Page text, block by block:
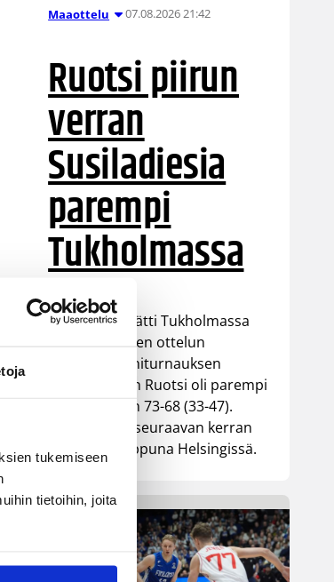
tukemiseen
tietoihin, joita
Maaottelu 07.08.2026 21:42
Ruotsi piirun
verran
Susiladiesia
parempi
Tukholmassa
Susiladies päätti Tukholmassa
pelatun kahden ottelun
mittaisen miniturnauksen
tappioon, kun Ruotsi oli parempi
loppulukemin 73-68 (33-47).
Suomi pelaa seuraavan kerran
ensi viikonloppuna Helsingissä.